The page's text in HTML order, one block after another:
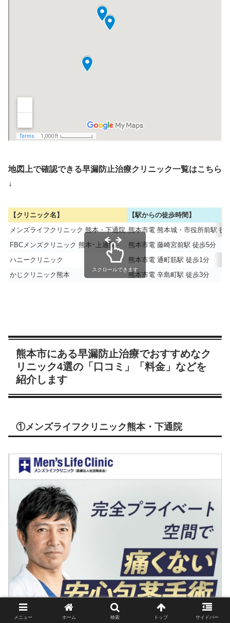
地図上で確認できる早漏防止治療クリニック一覧はこちら
↓
【クリニック名】
【駅からの徒歩時間】
メンズライフクリニック 熊本・下通院 熊本市電 熊本城・市役所前駅 徒
FBCメンズクリニック 熊本･上通院
熊本市電 藤崎宮前駅 徒歩5分
ハニークリニック
熊本市電 通町筋駅 徒歩1分
かじクリニック熊本
熊本市電 辛島町駅 徒歩3分
スクロールできます
熊本市にある早漏防止治療でおすすめなク
リニック4選の「口コミ」「料金」などを
紹介します
①メンズライフクリニック熊本・下通院
メニュー ホーム 検索 トップ サイドバー